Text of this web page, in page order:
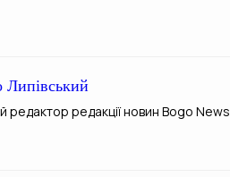
Липівський
редактор редакції новин Bogo News